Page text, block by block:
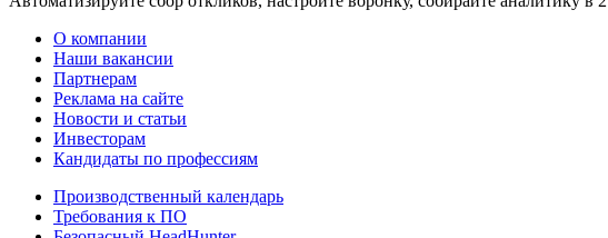
О компании
Наши вакансии
Партнерам
Реклама на сайте
Новости и статьи
Инвесторам
Кандидаты по профессиям
Производственный календарь
Требования к ПО